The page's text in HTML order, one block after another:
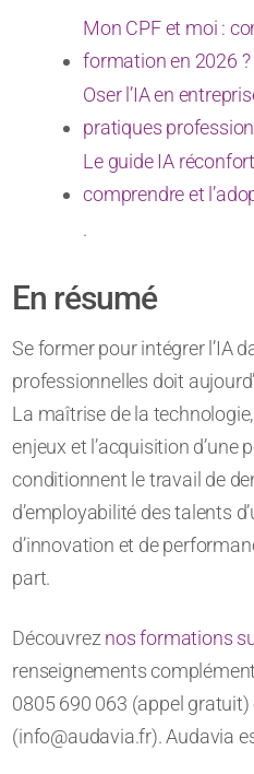
Mon CPF et moi :
formation en 2026 ?
Oser l’IA en
pratiques
Le guide IA
comprendre et
.
En résumé
Se former pour intégrer l’IA
professionnelles doit
La maîtrise de la
enjeux et l’acquisition d’une
conditionnent le travail de
d’employabilité des talents
d’innovation et de
part.
Découvreznos formations
renseignements
0805 690 063 (appel gratuit)
(info@audavia.fr). Audavia